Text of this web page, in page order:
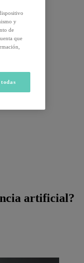
artificial?
y
de
que